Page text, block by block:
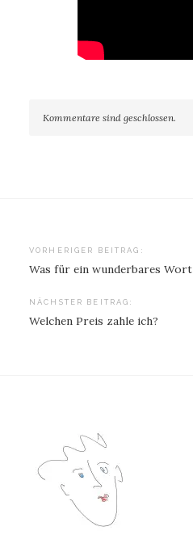
Kommentare sind geschlossen.
Beitragsnavigation
VORHERIGER BEITRAG:
Was für ein wunderbares Wort
NÄCHSTER BEITRAG:
Welchen Preis zahle ich?